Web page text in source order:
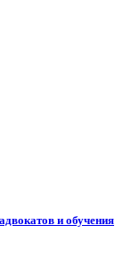
и обучения